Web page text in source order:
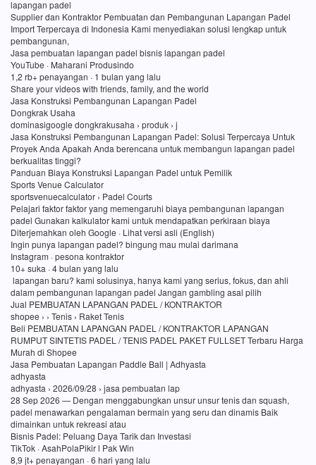
lapangan padel
Supplier dan Kontraktor Pembuatan dan Pembangunan Lapangan Padel
Import Terpercaya di Indonesia Kami menyediakan solusi lengkap untuk
pembangunan,
Jasa pembuatan lapangan padel bisnis lapangan padel
YouTube · Maharani Produsindo
1,2 rb+ penayangan · 1 bulan yang lalu
Share your videos with friends, family, and the world
Jasa Konstruksi Pembangunan Lapangan Padel
Dongkrak Usaha
dominasigoogle dongkrakusaha › produk › j
Jasa Konstruksi Pembangunan Lapangan Padel: Solusi Terpercaya Untuk
Proyek Anda Apakah Anda berencana untuk membangun lapangan padel
berkualitas tinggi?
Panduan Biaya Konstruksi Lapangan Padel untuk Pemilik
Sports Venue Calculator
sportsvenuecalculator › Padel Courts
Pelajari faktor faktor yang memengaruhi biaya pembangunan lapangan
padel Gunakan kalkulator kami untuk mendapatkan perkiraan biaya
Diterjemahkan oleh Google · Lihat versi asli (English)
Ingin punya lapangan padel? bingung mau mulai darimana
Instagram · pesona kontraktor
10+ suka · 4 bulan yang lalu
lapangan baru? kami solusinya, hanya kami yang serius, fokus, dan ahli
dalam pembangunan lapangan padel Jangan gambling asal pilih
Jual PEMBUATAN LAPANGAN PADEL / KONTRAKTOR
shopee › › Tenis › Raket Tenis
Beli PEMBUATAN LAPANGAN PADEL / KONTRAKTOR LAPANGAN
RUMPUT SINTETIS PADEL / TENIS PADEL PAKET FULLSET Terbaru Harga
Murah di Shopee
Jasa Pembuatan Lapangan Paddle Ball | Adhyasta
adhyasta
adhyasta › 2026/09/28 › jasa pembuatan lap
28 Sep 2026 — Dengan menggabungkan unsur unsur tenis dan squash,
padel menawarkan pengalaman bermain yang seru dan dinamis Baik
dimainkan untuk rekreasi atau
Bisnis Padel: Peluang Daya Tarik dan Investasi
TikTok · AsahPolaPikir l Pak Win
8,9 jt+ penayangan · 6 hari yang lalu